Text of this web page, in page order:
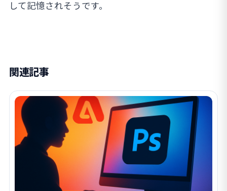
して記憶されそうです。
関連記事